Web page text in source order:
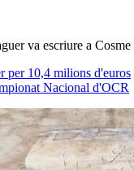
va escriure a
per 10,4 milions d'euros
Nacional d'OCR